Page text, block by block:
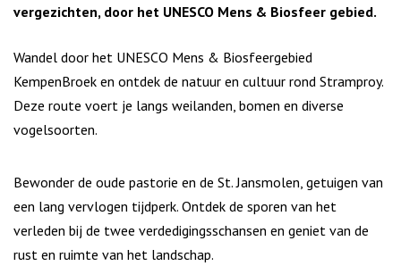
vergezichten, door het UNESCO Mens & Biosfeer gebied.
Wandel door het UNESCO Mens & Biosfeergebied
KempenBroek en ontdek de natuur en cultuur rond Stramproy.
Deze route voert je langs weilanden, bomen en diverse
vogelsoorten.
Bewonder de oude pastorie en de St. Jansmolen, getuigen van
een lang vervlogen tijdperk. Ontdek de sporen van het
verleden bij de twee verdedigingsschansen en geniet van de
rust en ruimte van het landschap.